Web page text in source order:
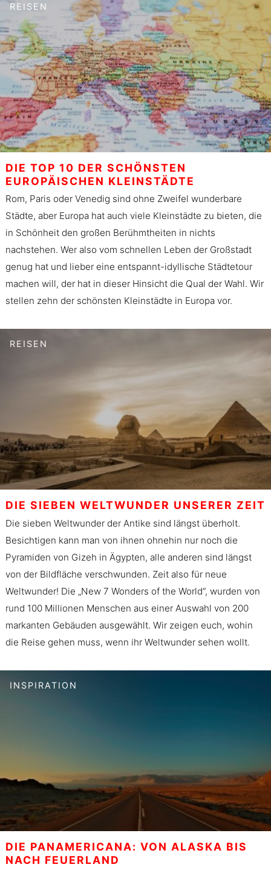
REISEN
DIE TOP 10 DER SCHÖNSTEN
EUROPÄISCHEN KLEINSTÄDTE
Rom, Paris oder Venedig sind ohne Zweifel wunderbare
Städte, aber Europa hat auch viele Kleinstädte zu bieten, die
in Schönheit den großen Berühmtheiten in nichts
nachstehen. Wer also vom schnellen Leben der Großstadt
genug hat und lieber eine entspannt-idyllische Städtetour
machen will, der hat in dieser Hinsicht die Qual der Wahl. Wir
stellen zehn der schönsten Kleinstädte in Europa vor.
REISEN
DIE SIEBEN WELTWUNDER UNSERER ZEIT
Die sieben Weltwunder der Antike sind längst überholt.
Besichtigen kann man von ihnen ohnehin nur noch die
Pyramiden von Gizeh in Ägypten, alle anderen sind längst
von der Bildfläche verschwunden. Zeit also für neue
Weltwunder! Die „New 7 Wonders of the World“, wurden von
rund 100 Millionen Menschen aus einer Auswahl von 200
markanten Gebäuden ausgewählt. Wir zeigen euch, wohin
die Reise gehen muss, wenn ihr Weltwunder sehen wollt.
INSPIRATION
DIE PANAMERICANA: VON ALASKA BIS
NACH FEUERLAND